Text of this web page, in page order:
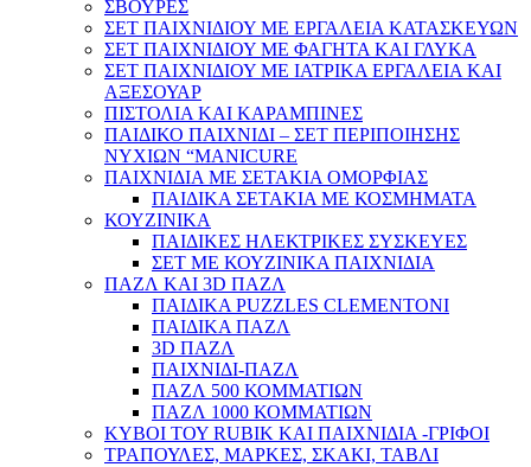
ΣΒΟΥΡΕΣ
ΣΕΤ ΠΑΙΧΝΙΔΙΟΥ ΜΕ ΕΡΓΑΛΕΙΑ ΚΑΤΑΣΚΕΥΩΝ
ΣΕΤ ΠΑΙΧΝΙΔΙΟΥ ΜΕ ΦΑΓΗΤΑ ΚΑΙ ΓΛΥΚΑ
ΣΕΤ ΠΑΙΧΝΙΔΙΟΥ ΜΕ ΙΑΤΡΙΚΑ ΕΡΓΑΛΕΙΑ ΚΑΙ
ΑΞΕΣΟΥΑΡ
ΠΙΣΤΟΛΙΑ ΚΑΙ ΚΑΡΑΜΠΙΝΕΣ
ΠΑΙΔΙΚΟ ΠΑΙΧΝΙΔΙ – ΣΕΤ ΠΕΡΙΠΟΙΗΣΗΣ
ΝΥΧΙΩΝ “MANICURE
ΠΑΙΧΝΙΔΙΑ ΜΕ ΣΕΤΑΚΙΑ ΟΜΟΡΦΙΑΣ
ΠΑΙΔΙΚΑ ΣΕΤΑΚΙΑ ΜΕ ΚΟΣΜΗΜΑΤΑ
ΚΟΥΖΙΝΙΚΑ
ΠΑΙΔΙΚΕΣ ΗΛΕΚΤΡΙΚΕΣ ΣΥΣΚΕΥΕΣ
ΣΕΤ ΜΕ ΚΟΥΖΙΝΙΚΑ ΠΑΙΧΝΙΔΙΑ
ΠΑΖΛ ΚΑΙ 3D ΠΑΖΛ
ΠΑΙΔΙΚΑ PUZZLES CLEMENTONI
ΠΑΙΔΙΚΑ ΠΑΖΛ
3D ΠΑΖΛ
ΠΑΙΧΝΙΔΙ-ΠΑΖΛ
ΠΑΖΛ 500 ΚΟΜΜΑΤΙΩΝ
ΠΑΖΛ 1000 ΚΟΜΜΑΤΙΩΝ
ΚΥΒΟΙ ΤΟΥ RUBIK ΚΑΙ ΠΑΙΧΝΙΔΙΑ -ΓΡΙΦΟΙ
ΤΡΑΠΟΥΛΕΣ, ΜΑΡΚΕΣ, ΣΚΑΚΙ, ΤΑΒΛΙ